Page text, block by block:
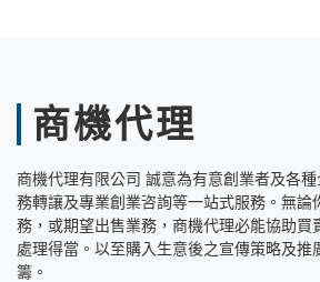
商機代理
商機代理有限公司 誠意為有意創業者及各
務轉讓及專業創業咨詢等一站式服務。無論
務，或期望出售業務，商機代理必能協助買
處理得當。以至購入生意後之宣傳策略及推
籌。